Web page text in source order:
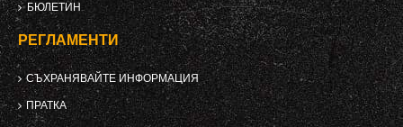
БЮЛЕТИН
РЕГЛАМЕНТИ
СЪХРАНЯВАЙТЕ ИНФОРМАЦИЯ
ПРАТКА